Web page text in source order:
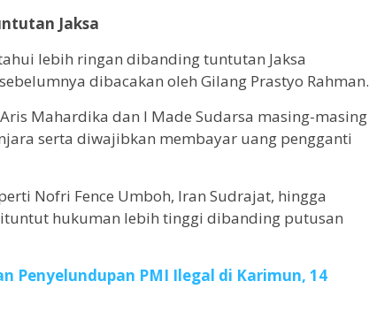
Jaksa
lebih ringan dibanding tuntutan Jaksa
dibacakan oleh Gilang Prastyo Rahman.
Mahardika dan I Made Sudarsa masing-masing
serta diwajibkan membayar uang pengganti
Nofri Fence Umboh, Iran Sudrajat, hingga
hukuman lebih tinggi dibanding putusan
Penyelundupan PMI Ilegal di Karimun, 14